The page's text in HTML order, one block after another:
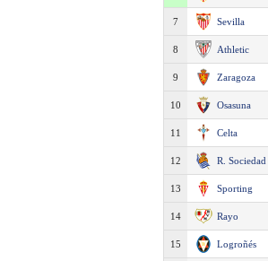
7 Sevilla
8 Athletic
9 Zaragoza
10 Osasuna
11 Celta
12 R. Sociedad
13 Sporting
14 Rayo
15 Logroñés